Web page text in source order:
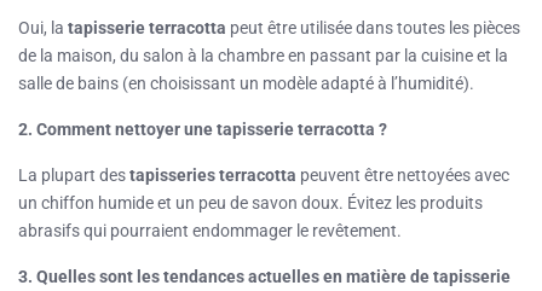
Oui, la tapisserie terracotta peut être utilisée dans toutes les pièces
de la maison, du salon à la chambre en passant par la cuisine et la
salle de bains (en choisissant un modèle adapté à l’humidité).
2. Comment nettoyer une tapisserie terracotta ?
La plupart destapisseries terracotta peuvent être nettoyées avec
un chiffon humide et un peu de savon doux. Évitez les produits
abrasifs qui pourraient endommager le revêtement.
3. Quelles sont les tendances actuelles en matière de tapisserie